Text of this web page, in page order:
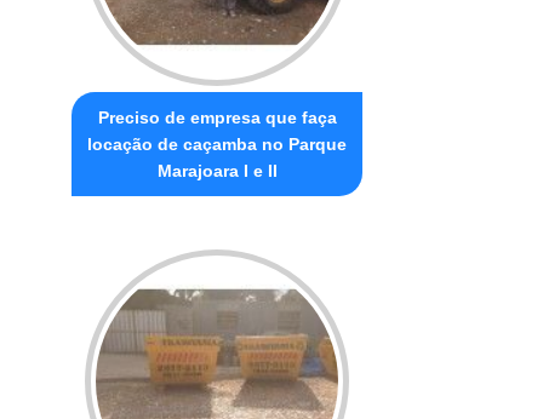
Preciso de empresa que faça
locação de caçamba no Parque
Marajoara I e II